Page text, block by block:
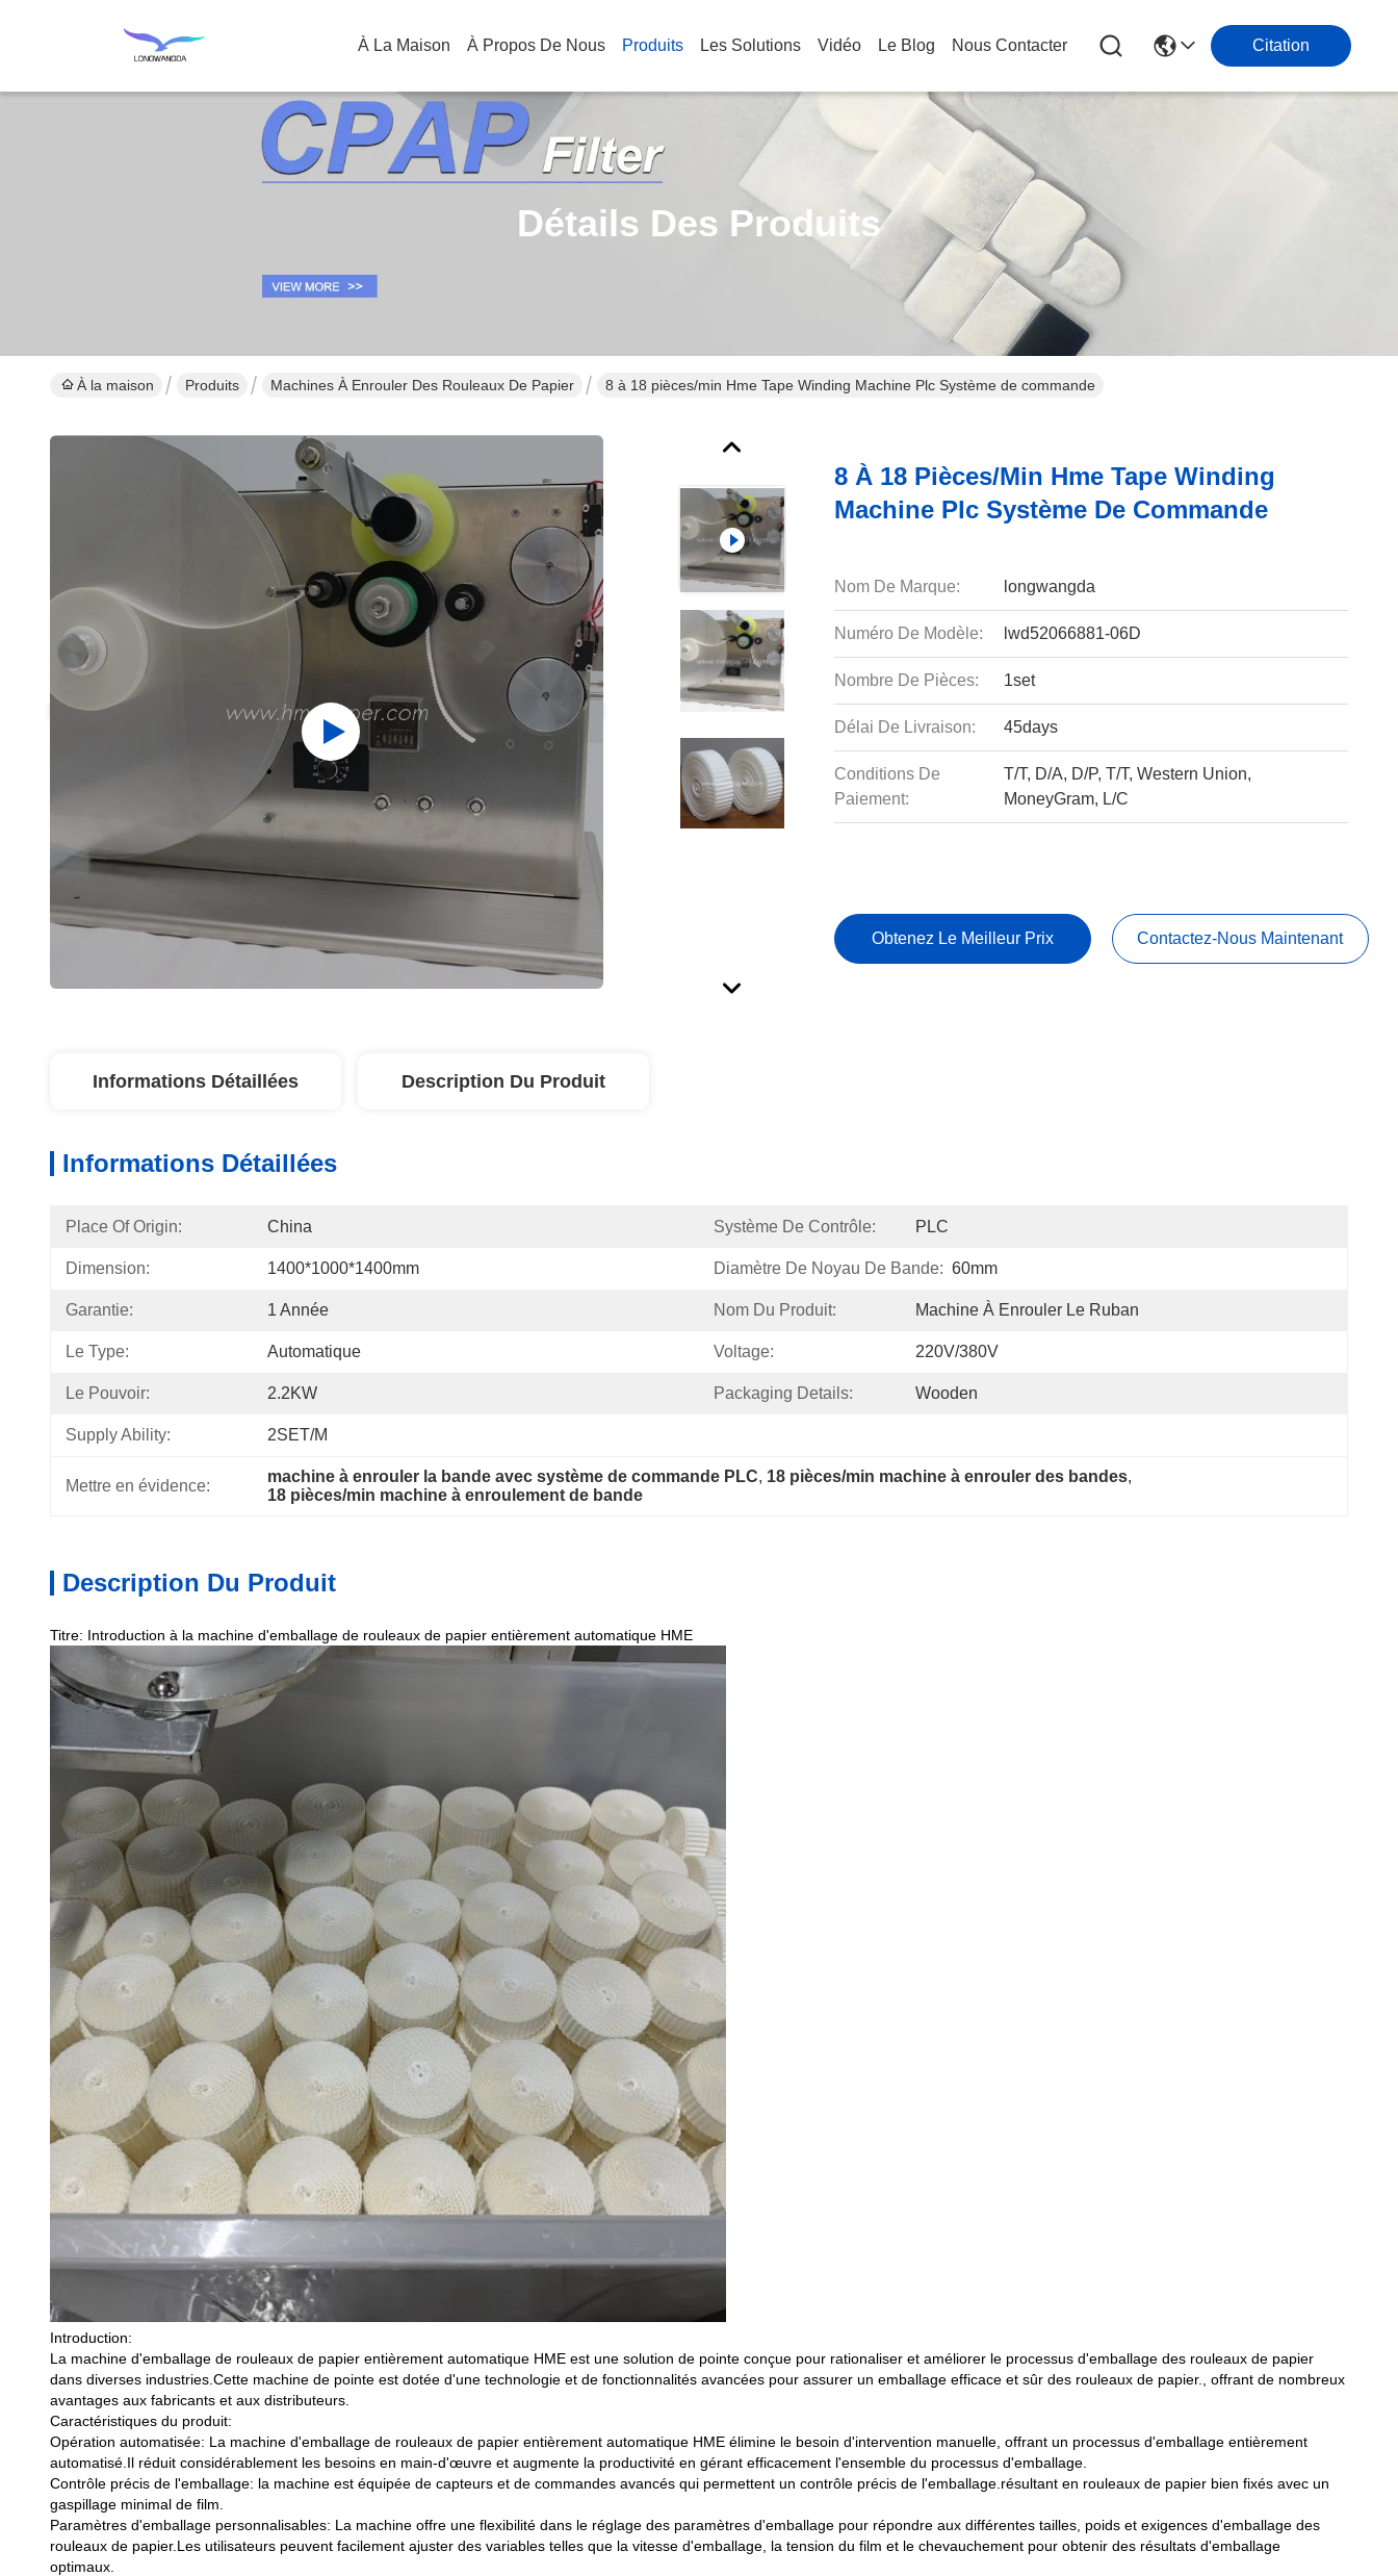
À La Maison À Propos De Nous Produits Les Solutions Vidéo Le Blog Nous Contacter Citation
Détails Des Produits
À la maison Produits Machines À Enrouler Des Rouleaux De Papier 8 à 18 pièces/min Hme Tape Winding Machine Plc Système de commande
8 À 18 Pièces/min Hme Tape Winding
Machine Plc Système De Commande
Nom De Marque: longwangda
Numéro De Modèle: lwd52066881-06D
Nombre De Pièces: 1set
Délai De Livraison: 45days
Conditions De
Paiement:
T/T, D/A, D/P, T/T, Western Union,
MoneyGram, L/C
Obtenez Le Meilleur Prix Contactez-Nous Maintenant
Informations Détaillées Description Du Produit
Informations Détaillées
Place Of Origin: China Système De Contrôle: PLC
Dimension: 1400*1000*1400mm Diamètre De Noyau De Bande: 60mm
Garantie: 1 Année Nom Du Produit: Machine À Enrouler Le Ruban
Le Type: Automatique Voltage: 220V/380V
Le Pouvoir: 2.2KW Packaging Details: Wooden
Supply Ability: 2SET/M
Mettre en évidence:
machine à enrouler la bande avec système de commande PLC, 18 pièces/min machine à enrouler des bandes,
18 pièces/min machine à enroulement de bande
Description Du Produit
Titre: Introduction à la machine d'emballage de rouleaux de papier entièrement automatique HME
Introduction:
La machine d'emballage de rouleaux de papier entièrement automatique HME est une solution de pointe conçue pour rationaliser et améliorer le processus d'emballage des rouleaux de papier
dans diverses industries.Cette machine de pointe est dotée d'une technologie et de fonctionnalités avancées pour assurer un emballage efficace et sûr des rouleaux de papier., offrant de nombreux
avantages aux fabricants et aux distributeurs.
Caractéristiques du produit:
Opération automatisée: La machine d'emballage de rouleaux de papier entièrement automatique HME élimine le besoin d'intervention manuelle, offrant un processus d'emballage entièrement
automatisé.Il réduit considérablement les besoins en main-d'œuvre et augmente la productivité en gérant efficacement l'ensemble du processus d'emballage.
Contrôle précis de l'emballage: la machine est équipée de capteurs et de commandes avancés qui permettent un contrôle précis de l'emballage.résultant en rouleaux de papier bien fixés avec un
gaspillage minimal de film.
Paramètres d'emballage personnalisables: La machine offre une flexibilité dans le réglage des paramètres d'emballage pour répondre aux différentes tailles, poids et exigences d'emballage des
rouleaux de papier.Les utilisateurs peuvent facilement ajuster des variables telles que la vitesse d'emballage, la tension du film et le chevauchement pour obtenir des résultats d'emballage
optimaux.